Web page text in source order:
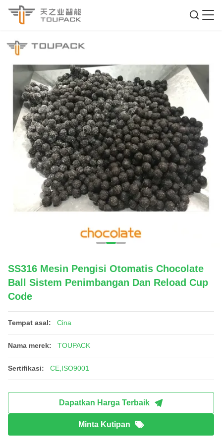
SS316 Mesin Pengisi Otomatis Chocolate
Ball Sistem Penimbangan Dan Reload Cup
Code
Tempat asal: Cina
Nama merek: TOUPACK
Sertifikasi: CE,ISO9001
Dapatkan Harga Terbaik
Minta Kutipan